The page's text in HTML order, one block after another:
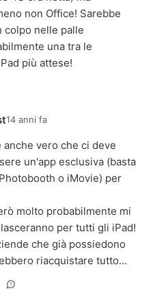
non Office! Sarebbe
colpo nelle palle
una tra le
più attese!
14 anni fa
anche vero che ci deve
un'app esclusiva (basta
o iMovie) per
molto probabilmente mi
per tutti gli iPad!
che già possiedono
riacquistare tutto...